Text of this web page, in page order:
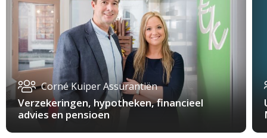
Corné Kuiper Assurantiën
Verzekeringen, hypotheken, financieel
advies en pensioen